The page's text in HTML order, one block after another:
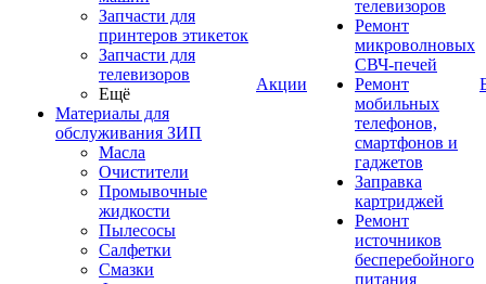
Запчасти для
принтеров этикеток
Запчасти для
телевизоров
Ещё
Материалы для
обслуживания ЗИП
Масла
Очистители
Промывочные
жидкости
Пылесосы
Салфетки
Смазки
Акции
телевизоров
Ремонт
микроволновых
СВЧ-печей
Ремонт
мобильных
телефонов,
смартфонов и
гаджетов
Заправка
картриджей
Ремонт
источников
бесперебойного
питания